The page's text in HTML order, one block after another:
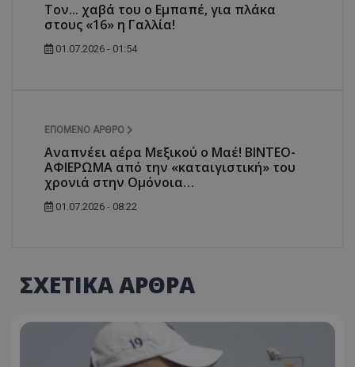
Toν... χαβά του ο Εμπαπέ, για πλάκα
στους «16» η Γαλλία!
01.07.2026 - 01:54
ΕΠΌΜΕΝΟ ΆΡΘΡΟ
Αναπνέει αέρα Μεξικού ο Μαέ! ΒΙΝΤΕΟ-
ΑΦΙΕΡΩΜΑ από την «καταιγιστική» του
χρονιά στην Ομόνοια…
01.07.2026 - 08:22
ΣΧΕΤΙΚΑ ΑΡΘΡΑ